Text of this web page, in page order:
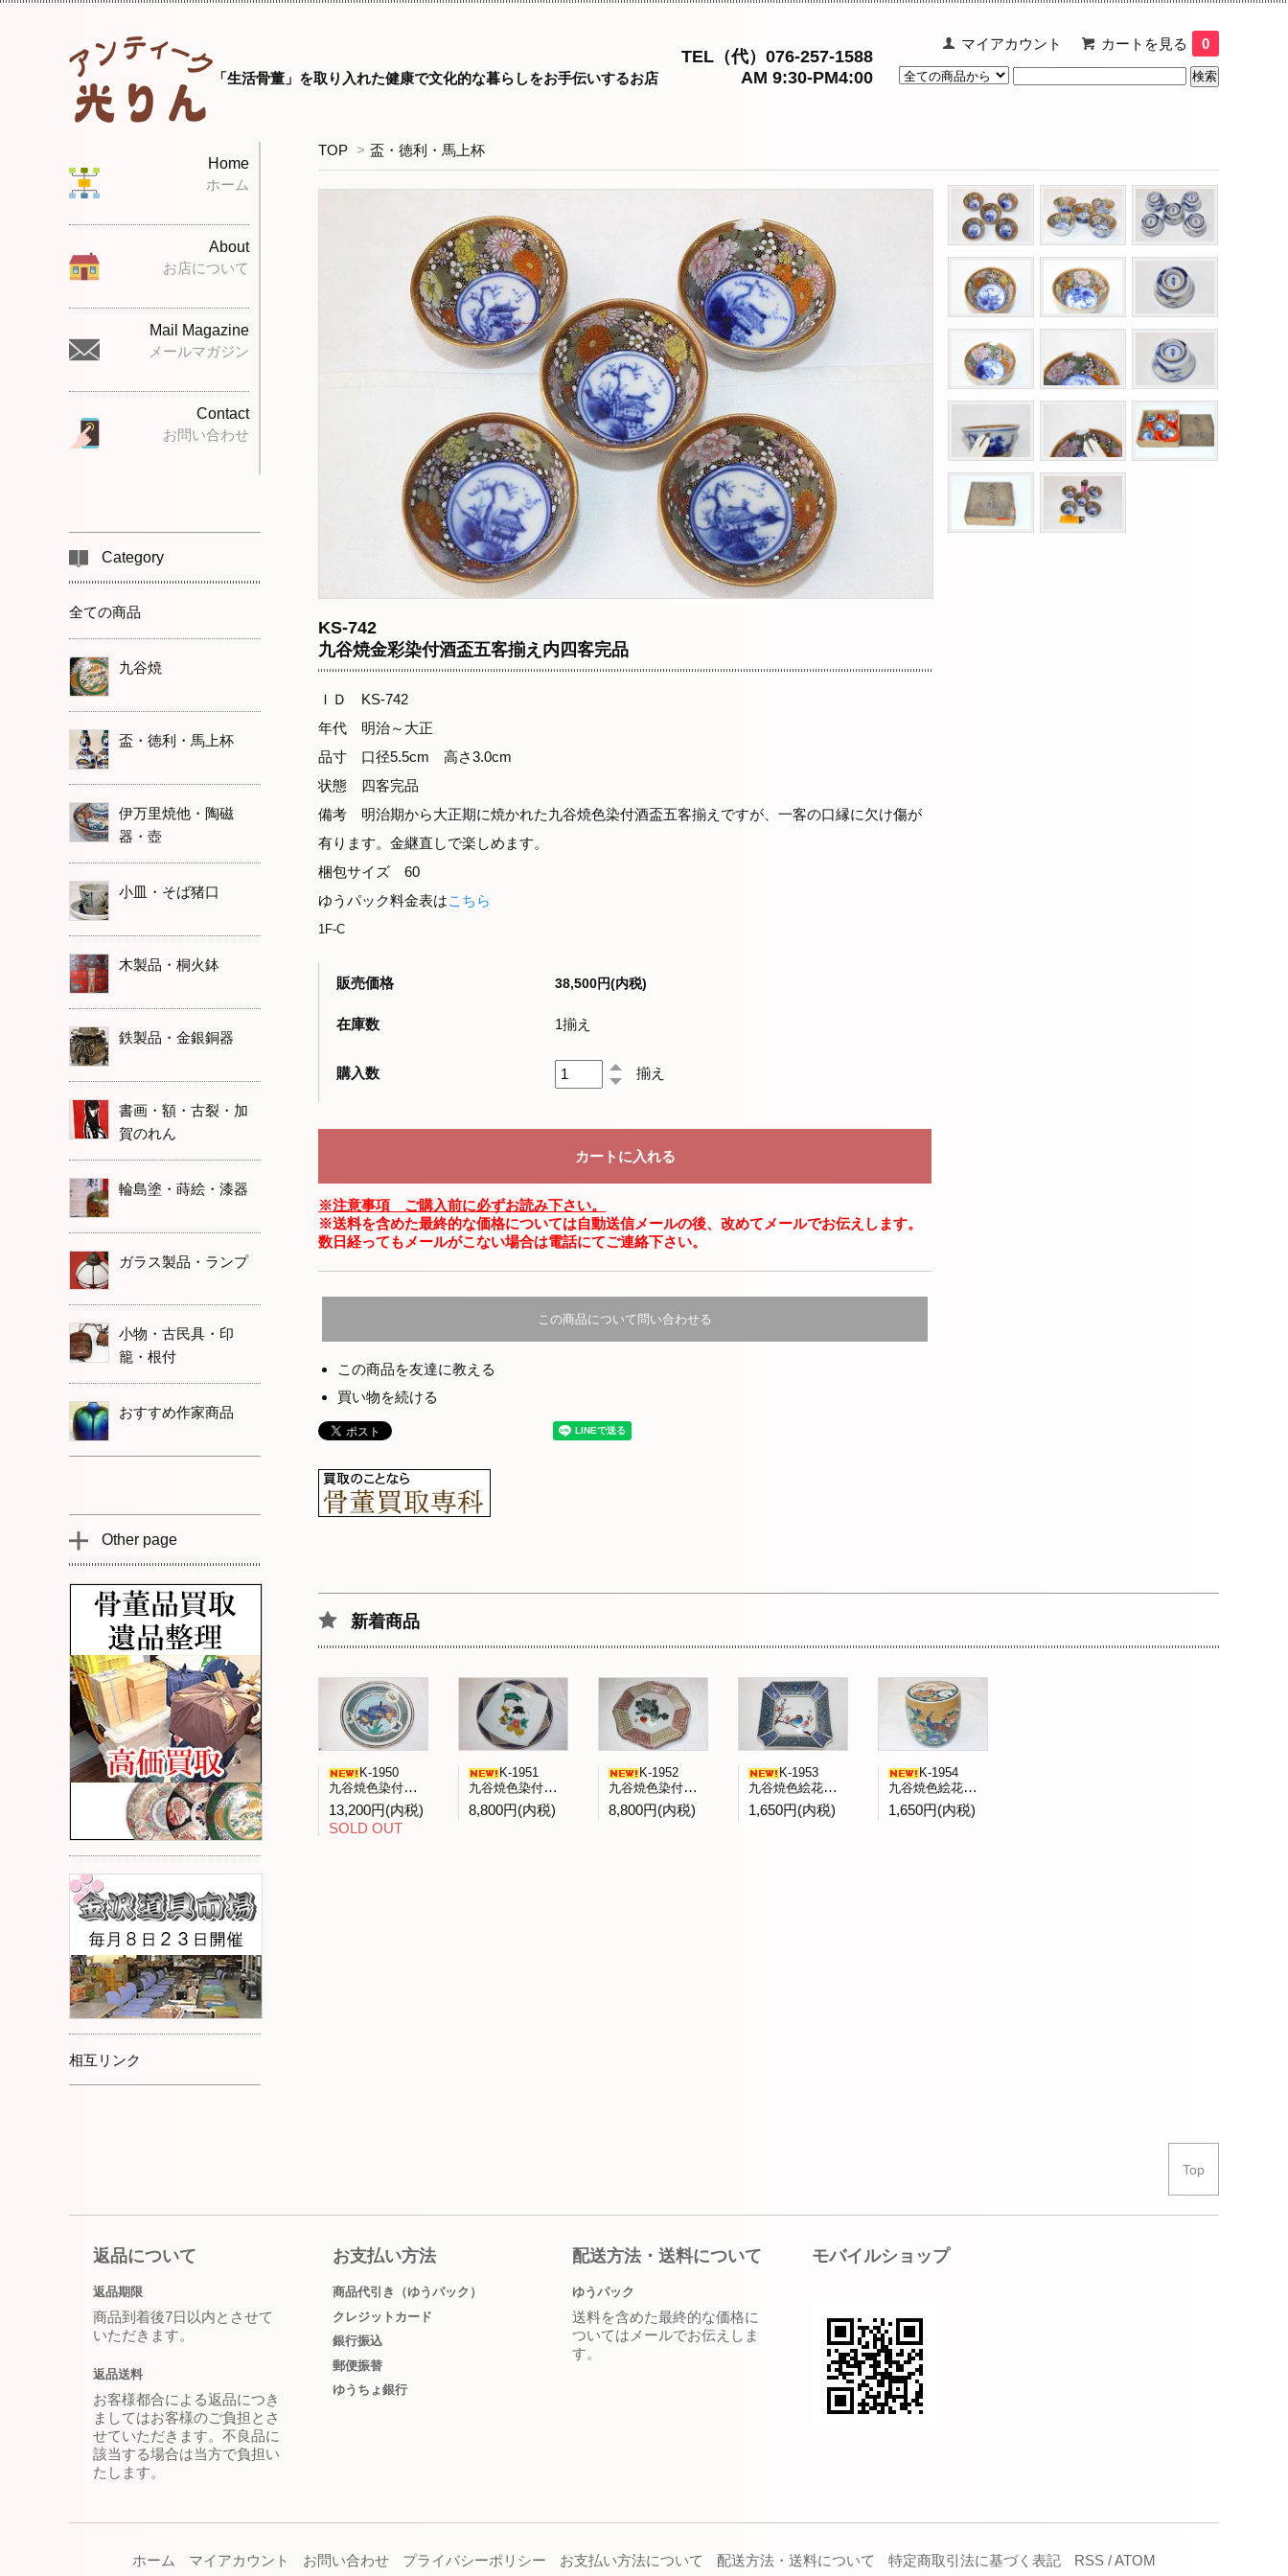
マイアカウント カートを見る 0
「生活骨董」を取り入れた健康で文化的な暮らしをお手伝いするお店
TEL（代）076-257-1588
AM 9:30-PM4:00
TOP > 盃・徳利・馬上杯
KS-742
九谷焼金彩染付酒盃五客揃え内四客完品
ＩＤ KS-742
年代 明治～大正
品寸 口径5.5cm 高さ3.0cm
状態 四客完品
備考 明治期から大正期に焼かれた九谷焼色染付酒盃五客揃えですが、一客の口縁に欠け傷が
有ります。金継直しで楽しめます。
梱包サイズ 60
ゆうパック料金表はこちら
1F-C
販売価格 38,500円(内税)
在庫数 1揃え
購入数 揃え
※注意事項 ご購入前に必ずお読み下さい。
※送料を含めた最終的な価格については自動送信メールの後、改めてメールでお伝えします。
数日経ってもメールがこない場合は電話にてご連絡下さい。
この商品について問い合わせる
この商品を友達に教える
買い物を続ける
新着商品
K-1950
九谷焼色染付「花と昆虫」飾皿九谷人気作家武腰潤作
13,200円(内税)
SOLD OUT
K-1951
九谷焼色染付童子文飾皿 庄三洞四代日展会友武腰昭一郎作
8,800円(内税)
K-1952
九谷焼色染付蕪文八角台鉢九谷展出品作 一水会森一正作
8,800円(内税)
K-1953
九谷焼色絵花鳥文菓子鉢 九谷青郊窯造
1,650円(内税)
K-1954
九谷焼色絵花鳥文水指全二客バラ売 九谷陶竜窯造
1,650円(内税)
Home
ホーム
About
お店について
Mail Magazine
メールマガジン
Contact
お問い合わせ
Category
全ての商品
九谷焼
盃・徳利・馬上杯
伊万里焼他・陶磁
器・壺
小皿・そば猪口
木製品・桐火鉢
鉄製品・金銀銅器
書画・額・古裂・加
賀のれん
輪島塗・蒔絵・漆器
ガラス製品・ランプ
小物・古民具・印
籠・根付
おすすめ作家商品
Other page
相互リンク
Top
返品について
返品期限
商品到着後7日以内とさせて
いただきます。
返品送料
お客様都合による返品につき
ましてはお客様のご負担とさ
せていただきます。不良品に
該当する場合は当方で負担い
たします。
お支払い方法
商品代引き（ゆうパック）
クレジットカード
銀行振込
郵便振替
ゆうちょ銀行
配送方法・送料について
ゆうパック
送料を含めた最終的な価格に
ついてはメールでお伝えしま
す。
モバイルショップ
ホーム マイアカウント お問い合わせ プライバシーポリシー お支払い方法について 配送方法・送料について 特定商取引法に基づく表記 RSS /ATOM